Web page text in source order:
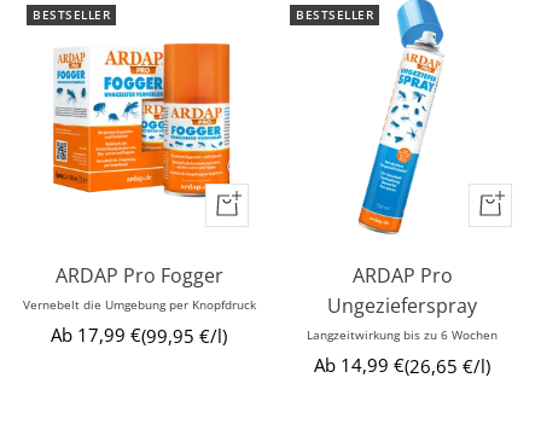
BESTSELLER
Schnellansicht
Schnellansicht
ARDAP Pro Fogger
Vernebelt die Umgebung per Knopfdruck
Angebotspreis
Ab 17,99 € 99,95 €/l
BESTSELLER
ARDAP Pro
Ungezieferspray
Langzeitwirkung bis zu 6 Wochen
Angebotspreis
Ab 14,99 € 26,65 €/l